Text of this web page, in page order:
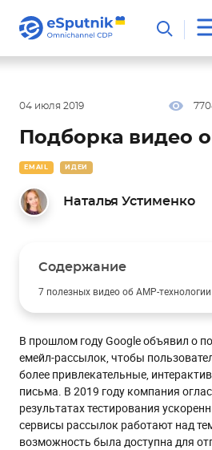
04 июля 2019
EMAIL ИДЕИ
Подборка видео
Наталья Устименко
Содержание
7 полезных видео об AMP-технологии
#1. AMP for Email: Coming Soon
Таймкоды:
#2. Дмитрий Кудренко об AMP
#3. Эра “Входящих”. Что говорят
В прошлом году Google объявил о
емейл-рассылок, чтобы
более привлекательные,
письма. В 2019 году компания
результатах тестирования
сервисы рассылок работают над
возможность была доступна для